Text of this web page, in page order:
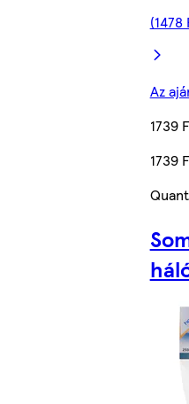
Az
1739
1739